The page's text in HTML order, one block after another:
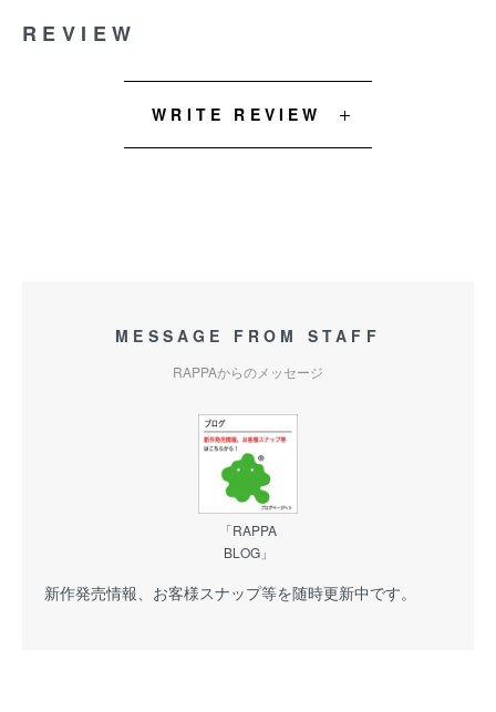
REVIEW
WRITE REVIEW
MESSAGE FROM STAFF
RAPPAからのメッセージ
「RAPPA
BLOG」
新作発売情報、お客様スナップ等を随時更新中です。